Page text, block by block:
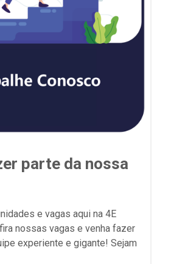
parte da nossa
e vagas aqui na 4E
nossas vagas e venha fazer
experiente e gigante! Sejam